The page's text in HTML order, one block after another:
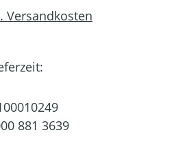
Versandkosten
881 3639